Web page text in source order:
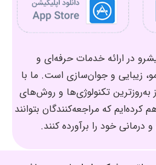
در ارائه خدمات حرفه‌ای و
زیبایی و جوان‌سازی است. ما با
به‌روزترین تکنولوژی‌ها و روش‌های
کرده‌ایم که مراجعه‌کنندگان بتوانند
درمانی خود را برآورده کنند.